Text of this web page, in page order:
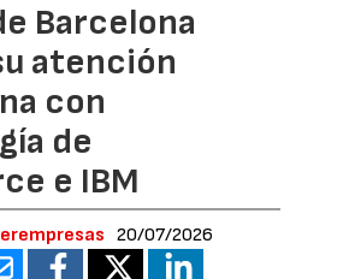
Barcelona
atención
con
de
e IBM
20/07/2026